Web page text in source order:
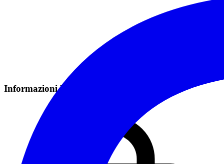
Informazioni Pratiche